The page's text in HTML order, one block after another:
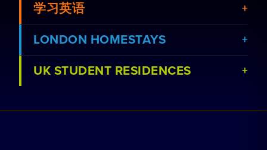
学习英语
查看课程
查看学校
LONDON HOMESTAYS
预订家庭住宿
UK STUDENT RESIDENCES